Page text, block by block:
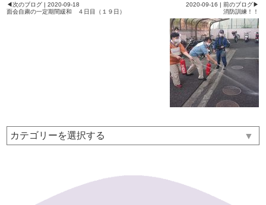
◀次のブログ | 2020-09-18
面会自粛の一定期間緩和 ４日目（１９日）
2020-09-16 | 前のブログ▶
消防訓練！！
▼